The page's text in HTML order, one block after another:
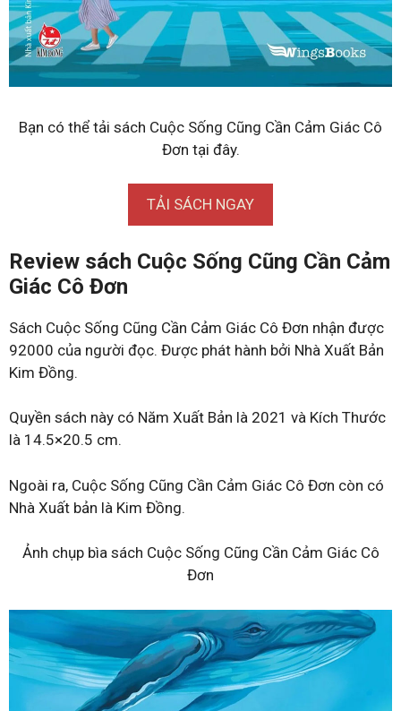
Bạn có thể tải sách Cuộc Sống Cũng Cần Cảm Giác Cô
Đơn tại đây.
TẢI SÁCH NGAY
Review sách Cuộc Sống Cũng Cần Cảm
Giác Cô Đơn
Sách Cuộc Sống Cũng Cần Cảm Giác Cô Đơn nhận được
92000 của người đọc. Được phát hành bởi Nhà Xuất Bản
Kim Đồng.
Quyền sách này có Năm Xuất Bản là 2021 và Kích Thước
là 14.5×20.5 cm.
Ngoài ra, Cuộc Sống Cũng Cần Cảm Giác Cô Đơn còn có
Nhà Xuất bản là Kim Đồng.
Ảnh chụp bìa sách Cuộc Sống Cũng Cần Cảm Giác Cô
Đơn